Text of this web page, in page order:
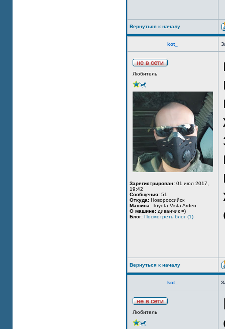
Вернуться к началу
kot_
Любитель
Зарегистрирован: 01 июл 2017,
19:42
Сообщения: 51
Откуда: Новороссийск
Машина: Toyota Vista Ardeo
О машине: диванчик =)
Блог: Посмотреть блог (1)
Вернуться к началу
kot_
Любитель